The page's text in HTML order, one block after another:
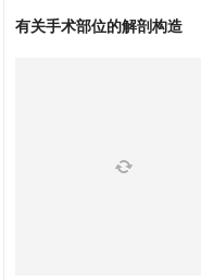
有关手术部位的解剖构造